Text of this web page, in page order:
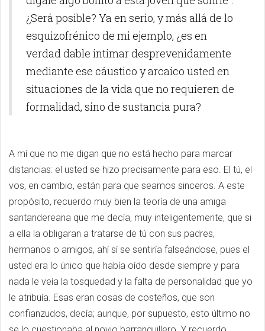
¿Será posible? Ya en serio, y más allá de lo
esquizofrénico de mi ejemplo, ¿es en
verdad dable intimar desprevenidamente
mediante ese cáustico y arcaico usted en
situaciones de la vida que no requieren de
formalidad, sino de sustancia pura?
A mí que no me digan que no está hecho para marcar
distancias: el usted se hizo precisamente para eso. El tú, el
vos, en cambio, están para que seamos sinceros. A este
propósito, recuerdo muy bien la teoría de una amiga
santandereana que me decía, muy inteligentemente, que si
a ella la obligaran a tratarse de tú con sus padres,
hermanos o amigos, ahí sí se sentiría falseándose, pues el
usted era lo único que había oído desde siempre y para
nada le veía la tosquedad y la falta de personalidad que yo
le atribuía. Esas eran cosas de costeños, que son
confianzudos, decía; aunque, por supuesto, esto último no